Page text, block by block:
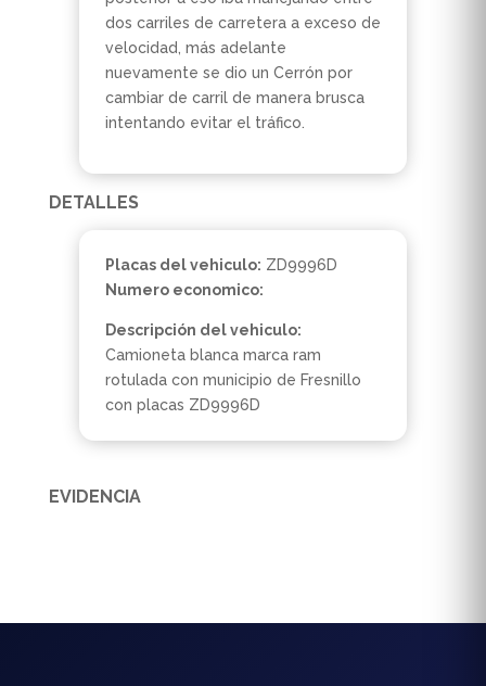
dos carriles de carretera a exceso de
velocidad, más adelante
nuevamente se dio un Cerrón por
cambiar de carril de manera brusca
intentando evitar el tráfico.
DETALLES
Placas del vehiculo: ZD9996D
Numero economico:
Descripción del vehiculo:
Camioneta blanca marca ram
rotulada con municipio de Fresnillo
con placas ZD9996D
EVIDENCIA